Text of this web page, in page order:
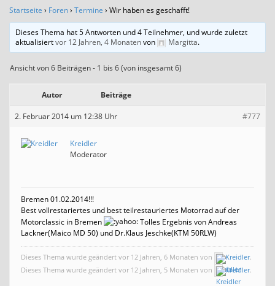
Startseite › Foren› Termine › Wir haben es geschafft!
Dieses Thema hat 5 Antworten und 4 Teilnehmer, und wurde zuletzt
aktualisiertvor 12 Jahren, 4 Monatenvon Margitta.
Ansicht von 6 Beiträgen - 1 bis 6 (von insgesamt 6)
Autor Beiträge
2. Februar 2014 um 12:38 Uhr #777
Kreidler
Moderator
Bremen 01.02.2014!!!
Best vollrestariertes und best teilrestauriertes Motorrad auf der
Motorclassic in Bremen
Tolles Ergebnis von Andreas
Lackner(Maico MD 50) und Dr.Klaus Jeschke(KTM 50RLW)
Dieses Thema wurde geändert vor 12 Jahren, 6 Monaten von Kreidler.
Dieses Thema wurde geändert vor 12 Jahren, 5 Monaten von
Kreidler.